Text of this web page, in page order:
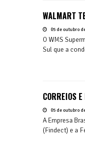
WALMART
05 de outubro
O WMS
Sul que a
CORREIOS
05 de outubro
A Empresa
(Findect) e a